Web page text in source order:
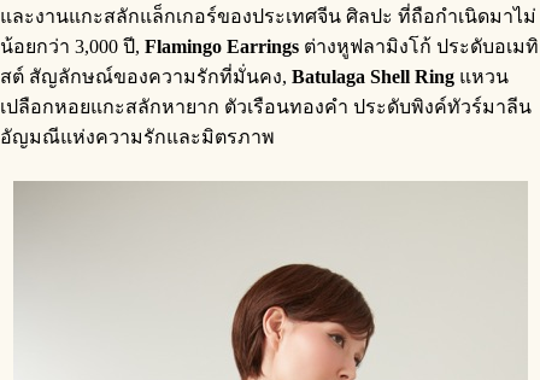
และงานแกะสลักแล็กเกอร์ของประเทศจีน ศิลปะ ที่ถือกำเนิดมาไม่
น้อยกว่า 3,000 ปี, Flamingo Earrings ต่างหูฟลามิงโก้ ประดับอเมทิ
สต์ สัญลักษณ์ของความรักที่มั่นคง, Batulaga Shell Ring แหวน
เปลือกหอยแกะสลักหายาก ตัวเรือนทองคำ ประดับพิงค์ทัวร์มาลีน
อัญมณีแห่งความรักและมิตรภาพ